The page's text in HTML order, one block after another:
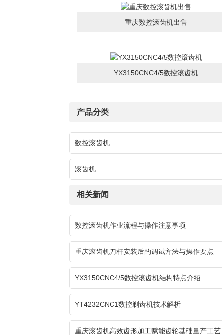
重庆数控滚齿机出售
YX3150CNC4/5数控滚齿机
产品分类
数控滚齿机
滚齿机
相关新闻
数控滚齿机作业流程与操作注意事项
重庆滚齿机刀杆安装后的调试方法与操作要点
YX3150CNC4/5数控滚齿机结构特点介绍
YT4232CNC1数控剃齿机技术解析
重庆滚齿机高效齿形加工赋能齿轮基础量产工艺